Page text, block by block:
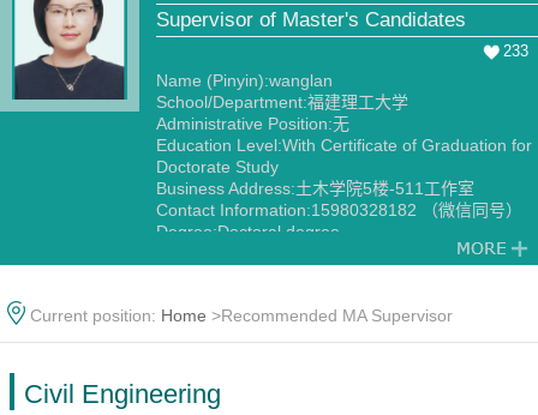
Supervisor of Master's Candidates
233
Name (Pinyin):wanglan
School/Department:福建理工大学
Administrative Position:无
Education Level:With Certificate of Graduation for
Doctorate Study
Business Address:土木学院5楼-511工作室
Contact Information:15980328182 （微信同号）
Degree:Doctoral degree
Alma Mater:华侨大学/大连理工大学
Discipline:Civil Engineering
Current position: Home >Recommended MA Supervisor
Civil Engineering